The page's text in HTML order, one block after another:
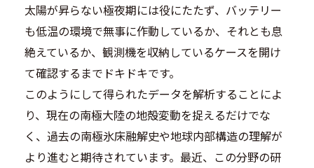
太陽が昇らない極夜期には役にたたず、バッテリー
も低温の環境で無事に作動しているか、それとも息
絶えているか、観測機を収納しているケースを開け
て確認するまでドキドキです。
このようにして得られたデータを解析することによ
り、現在の南極大陸の地殻変動を捉えるだけでな
く、過去の南極氷床融解史や地球内部構造の理解が
より進むと期待されています。最近、この分野の研